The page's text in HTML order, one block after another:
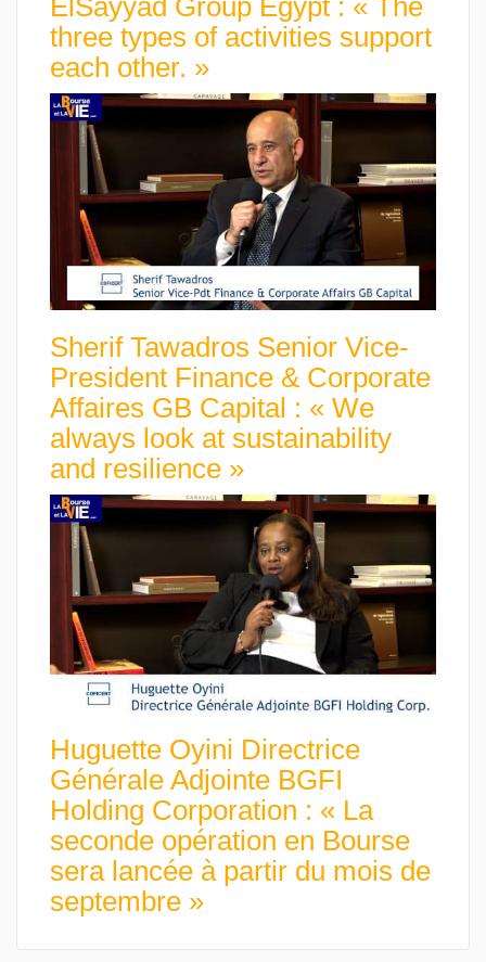
three types of activities support
each other. »
Sherif Tawadros Senior Vice-
President Finance & Corporate
Affaires GB Capital : « We
always look at sustainability
and resilience »
Huguette Oyini Directrice
Générale Adjointe BGFI
Holding Corporation : « La
seconde opération en Bourse
sera lancée à partir du mois de
septembre »